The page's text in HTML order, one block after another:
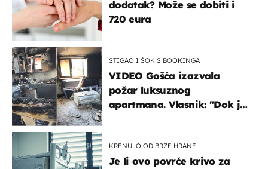
dodatak? Može se dobiti i
720 eura
STIGAO I ŠOK S BOOKINGA
VIDEO Gošća izazvala
požar luksuznog
apartmana. Vlasnik: "Dok je
KRENULO OD BRZE HRANE
Je li ovo povrće krivo za